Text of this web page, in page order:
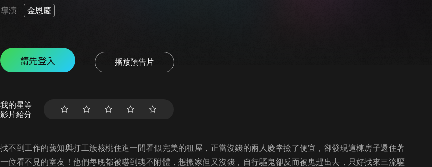
導演 金恩慶
請先登入 播放預告片
我的星等
影片給分
找不到工作的藝知與打工族核桃住進一間看似完美的租屋，正當沒錢的兩人慶幸撿了便宜，卻發現這棟房子還住著
一位看不見的室友！他們每晚都被嚇到魂不附體，想搬家但又沒錢，自行驅鬼卻反而被鬼趕出去，只好找來三流驅